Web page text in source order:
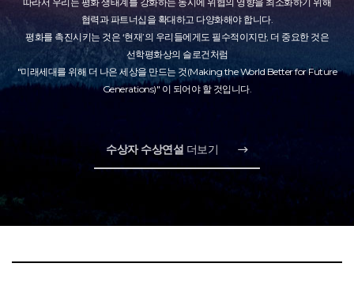
협력과 파트너십을 확대하고 다양화해야 합니다.
평화를 촉진시키는 것은 ‘현재’의 우리들에게도 필수적이지만, 더 중요한 것은
선학평화상의 슬로건처럼
"미래세대를 위해 더 나은 세상을 만드는 것(Making the World Better for Future
Generations)" 이 되어야 할 것입니다.
수상자 수상연설 더보기